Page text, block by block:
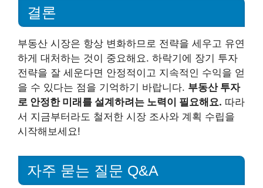
결론
부동산 시장은 항상 변화하므로 전략을 세우고 유연
하게 대처하는 것이 중요해요. 하락기에 장기 투자
전략을 잘 세운다면 안정적이고 지속적인 수익을 얻
을 수 있다는 점을 기억하기 바랍니다. 부동산 투자
로 안정한 미래를 설계하려는 노력이 필요해요. 따라
서 지금부터라도 철저한 시장 조사와 계획 수립을
시작해보세요!
자주 묻는 질문 Q&A